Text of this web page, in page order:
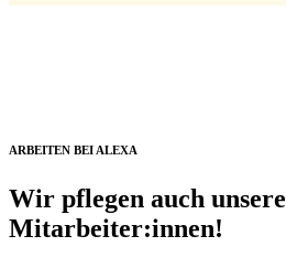
ARBEITEN BEI ALEXA
Wir pflegen auch unsere
Mitarbeiter:innen!